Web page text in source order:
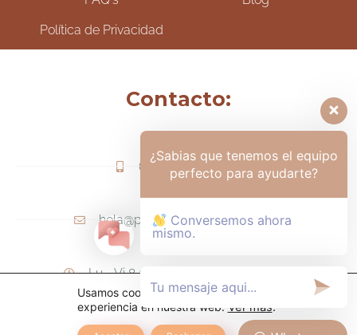
Política de Privacidad
Contacto:
(+57) 317-6006425
hola@psicologamariapaula.com
Lu - Vi 8 am a 6 pm - Sa 8am - 12m
Usamos cookies para ofrecerte la mejor
experiencia en nuestra web. Ver más.
¿Sabias que tenemos el equipo
perfecto para ayudarte?
Conversemos ahora
mismo.